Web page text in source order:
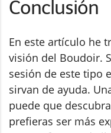
Conclusión
En este artículo he
visión del Boudoir.
sesión de este tipo
sirvan de ayuda.
puede que
prefieras ser más